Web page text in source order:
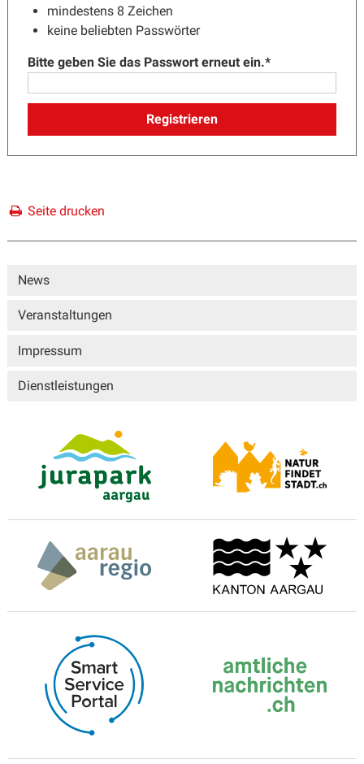
mindestens 8 Zeichen
keine beliebten Passwörter
Bitte geben Sie das Passwort erneut ein.*
Registrieren
Seite drucken
Sidebar
News
Veranstaltungen
Impressum
Dienstleistungen